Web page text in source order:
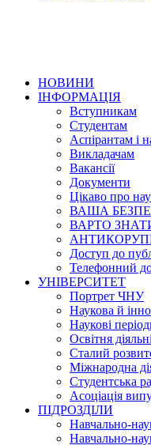
НОВИНИ
ІНФОРМАЦІЯ
Вступникам
Студентам
Аспірантам і
Викладачам
Вакансії
Документи
Цікаво про
ВАША
ВАРТО
Доступ до
Телефонний
УНІВЕРСИТЕТ
Портрет ЧНУ
Наукова й
Наукові
Освітня
Сталий
Міжнародна
Студентська
Асоціація
ПІДРОЗДІЛИ
Навчально-
Навчально-